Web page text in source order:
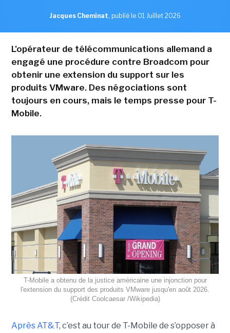
Jacques Cheminat, publié le 01 Juillet 2026
L'opérateur de télécommunications allemand a
engagé une procédure contre Broadcom pour
obtenir une extension du support sur les
produits VMware. Des négociations sont
toujours en cours, mais le temps presse pour T-
Mobile.
T-Mobile a obtenu de la justice américaine une injonction pour
l'extension du support des produits VMware jusqu'en août 2026.
(Crédit Coolcaesar /Wikipedia)
Après AT&T, c’est au tour de T-Mobile de s’opposer à